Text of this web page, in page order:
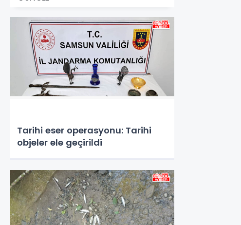
Tarihi eser operasyonu: Tarihi
objeler ele geçirildi